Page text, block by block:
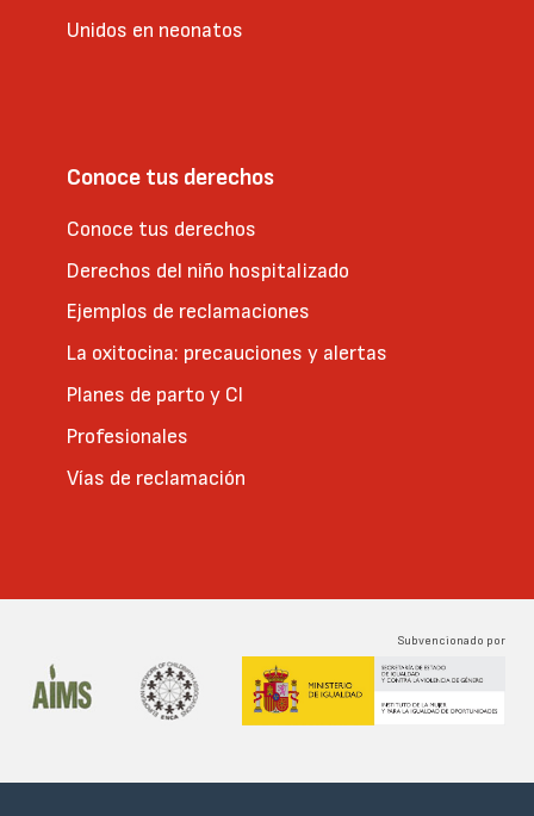
Unidos en neonatos
Conoce tus derechos
Conoce tus derechos
Derechos del niño hospitalizado
Ejemplos de reclamaciones
La oxitocina: precauciones y alertas
Planes de parto y CI
Profesionales
Vías de reclamación
Subvencionado por